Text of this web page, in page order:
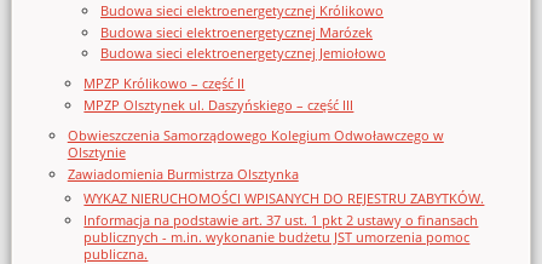
Budowa sieci elektroenergetycznej Królikowo
Budowa sieci elektroenergetycznej Marózek
Budowa sieci elektroenergetycznej Jemiołowo
MPZP Królikowo – część II
MPZP Olsztynek ul. Daszyńskiego – część III
Obwieszczenia Samorządowego Kolegium Odwoławczego w
Olsztynie
Zawiadomienia Burmistrza Olsztynka
WYKAZ NIERUCHOMOŚCI WPISANYCH DO REJESTRU ZABYTKÓW.
Informacja na podstawie art. 37 ust. 1 pkt 2 ustawy o finansach
publicznych - m.in. wykonanie budżetu JST umorzenia pomoc
publiczna.